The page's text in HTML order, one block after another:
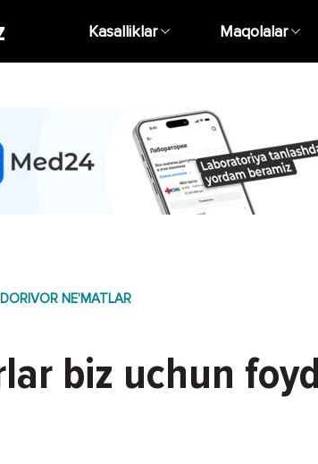
Kasalliklar Maqolalar
DORIVOR NE’MATLAR
biz uchun